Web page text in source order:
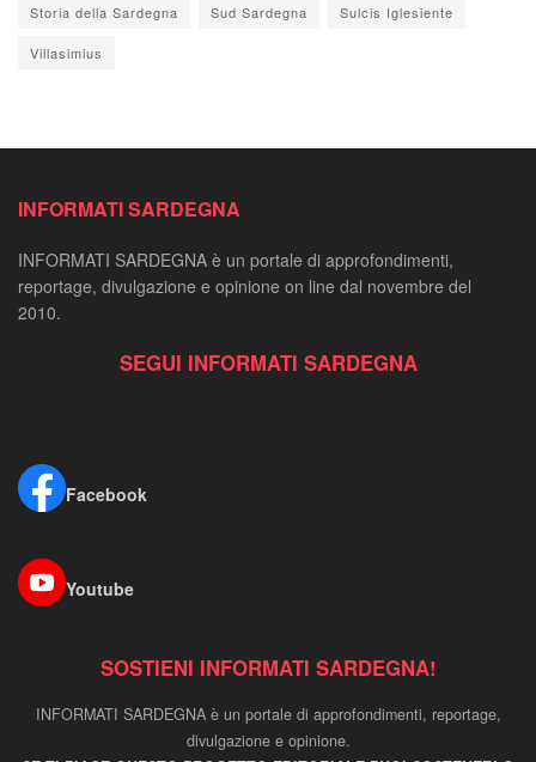
Storia della Sardegna Sud Sardegna Sulcis Iglesiente
Villasimius
INFORMATI SARDEGNA
INFORMATI SARDEGNA è un portale di approfondimenti,
reportage, divulgazione e opinione on line dal novembre del
2010.
SEGUI INFORMATI SARDEGNA
Facebook
Youtube
SOSTIENI INFORMATI SARDEGNA!
INFORMATI SARDEGNA è un portale di approfondimenti, reportage,
divulgazione e opinione.